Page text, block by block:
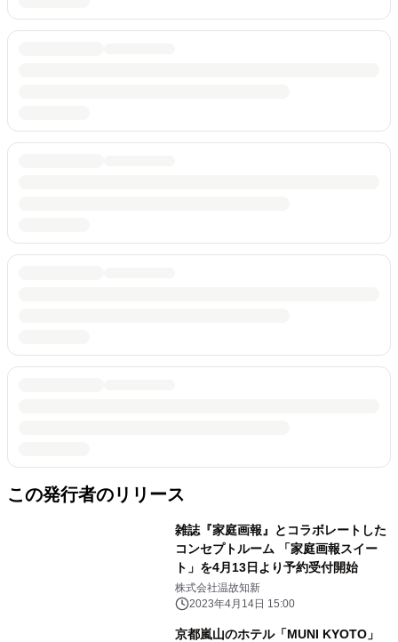
この発行者のリリース
雑誌『家庭画報』とコラボレートした
コンセプトルーム 「家庭画報スイー
ト」を4月13日より予約受付開始
株式会社温故知新
2023年4月14日 15:00
京都嵐山のホテル「MUNI KYOTO」